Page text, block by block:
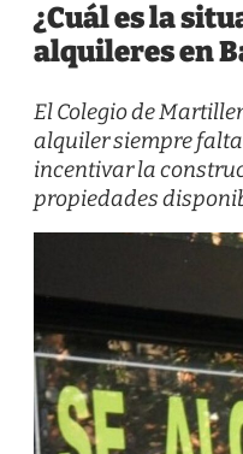
¿Cuál es la
alquileres en
El Colegio de
alquiler siempre
incentivar la
propiedades